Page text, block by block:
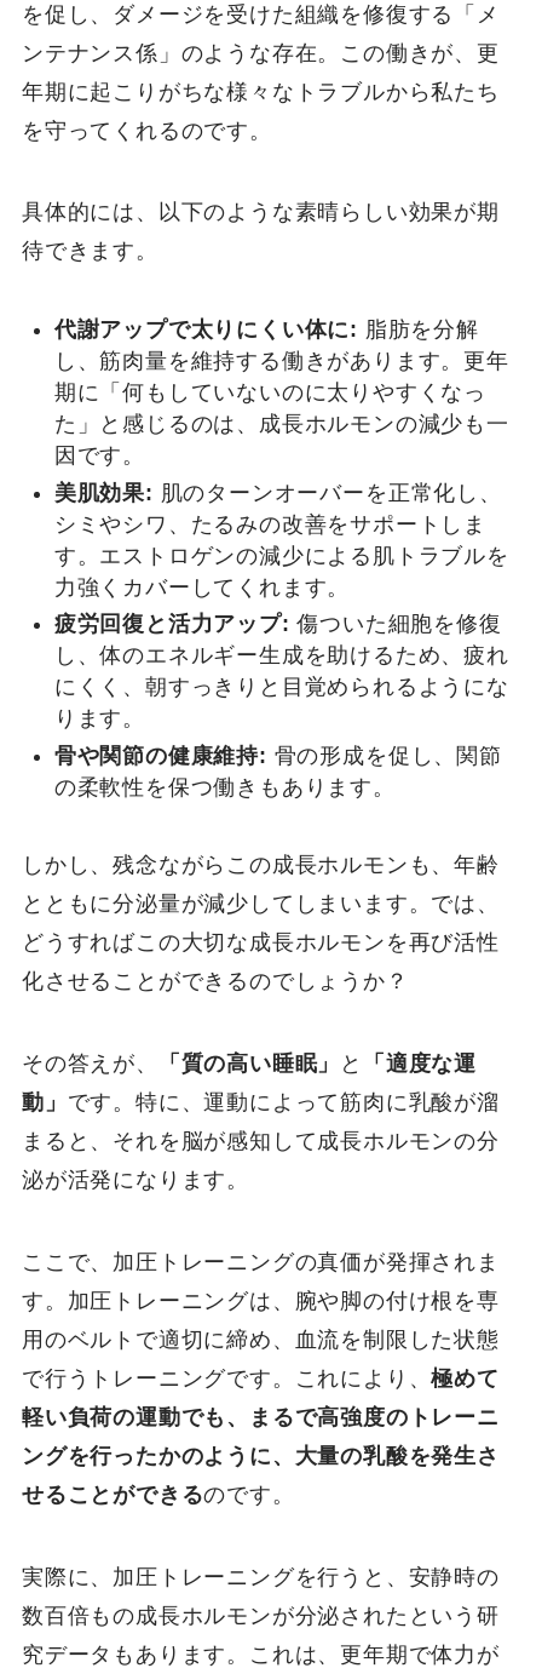
を促し、ダメージを受けた組織を修復する「メ
ンテナンス係」のような存在。この働きが、更
年期に起こりがちな様々なトラブルから私たち
を守ってくれるのです。
具体的には、以下のような素晴らしい効果が期
待できます。
代謝アップで太りにくい体に: 脂肪を分解
し、筋肉量を維持する働きがあります。更年
期に「何もしていないのに太りやすくなっ
た」と感じるのは、成長ホルモンの減少も一
因です。
美肌効果: 肌のターンオーバーを正常化し、
シミやシワ、たるみの改善をサポートしま
す。エストロゲンの減少による肌トラブルを
力強くカバーしてくれます。
疲労回復と活力アップ: 傷ついた細胞を修復
し、体のエネルギー生成を助けるため、疲れ
にくく、朝すっきりと目覚められるようにな
ります。
骨や関節の健康維持: 骨の形成を促し、関節
の柔軟性を保つ働きもあります。
しかし、残念ながらこの成長ホルモンも、年齢
とともに分泌量が減少してしまいます。では、
どうすればこの大切な成長ホルモンを再び活性
化させることができるのでしょうか？
その答えが、 「質の高い睡眠」 と
「適度な運
動」 です。特に、運動によって筋肉に乳酸が溜
まると、それを脳が感知して成長ホルモンの分
泌が活発になります。
ここで、加圧トレーニングの真価が発揮されま
す。加圧トレーニングは、腕や脚の付け根を専
用のベルトで適切に締め、血流を制限した状態
で行うトレーニングです。これにより、極めて
軽い負荷の運動でも、まるで高強度のトレーニ
ングを行ったかのように、大量の乳酸を発生さ
せることができるのです。
実際に、加圧トレーニングを行うと、安静時の
数百倍もの成長ホルモンが分泌されたという研
究データもあります。これは、更年期で体力が